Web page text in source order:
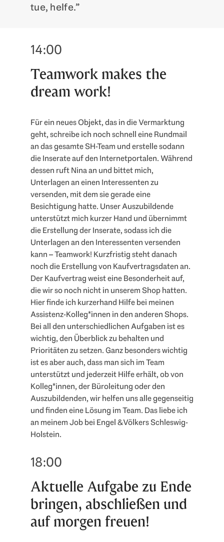
tue, helfe.”
14:00
Teamwork makes the
dream work!
Für ein neues Objekt, das in die Vermarktung
geht, schreibe ich noch schnell eine Rundmail
an das gesamte SH-Team und erstelle sodann
die Inserate auf den Internetportalen. Während
dessen ruft Nina an und bittet mich,
Unterlagen an einen Interessenten zu
versenden, mit dem sie gerade eine
Besichtigung hatte. Unser Auszubildende
unterstützt mich kurzer Hand und übernimmt
die Erstellung der Inserate, sodass ich die
Unterlagen an den Interessenten versenden
kann – Teamwork! Kurzfristig steht danach
noch die Erstellung von Kaufvertragsdaten an.
Der Kaufvertrag weist eine Besonderheit auf,
die wir so noch nicht in unserem Shop hatten.
Hier finde ich kurzerhand Hilfe bei meinen
Assistenz-Kolleg*innen in den anderen Shops.
Bei all den unterschiedlichen Aufgaben ist es
wichtig, den Überblick zu behalten und
Prioritäten zu setzen. Ganz besonders wichtig
ist es aber auch, dass man sich im Team
unterstützt und jederzeit Hilfe erhält, ob von
Kolleg*innen, der Büroleitung oder den
Auszubildenden, wir helfen uns alle gegenseitig
und finden eine Lösung im Team. Das liebe ich
an meinem Job bei Engel & Völkers Schleswig-
Holstein.
18:00
Aktuelle Aufgabe zu Ende
bringen, abschließen und
auf morgen freuen!